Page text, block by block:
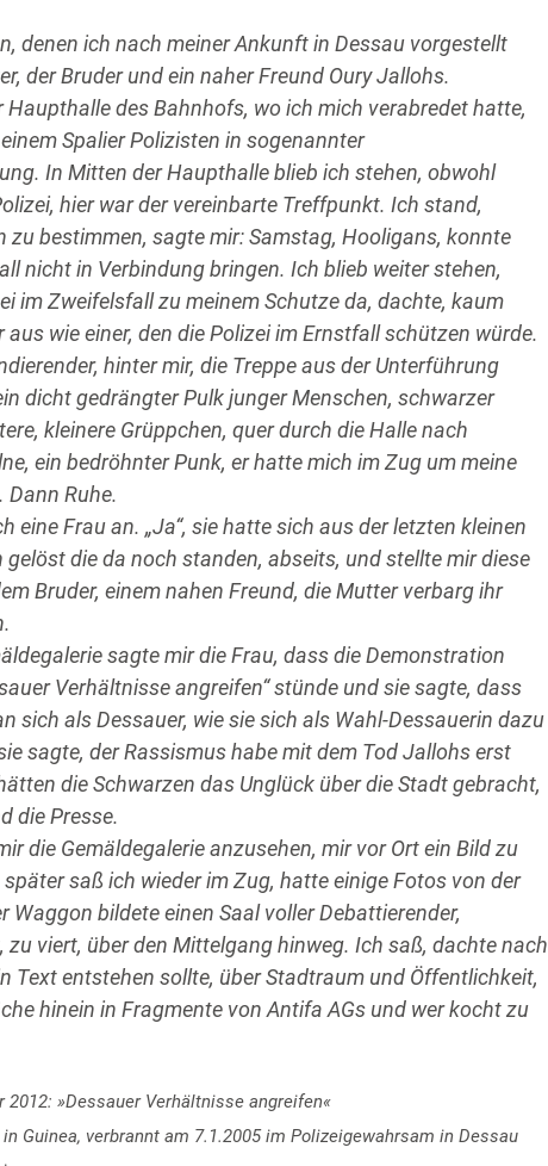
denen ich nach meiner Ankunft in Dessau vorgestellt
der Bruder und ein naher Freund Oury Jallohs.
Haupthalle des Bahnhofs, wo ich mich verabredet hatte,
Spalier Polizisten in sogenannter
In Mitten der Haupthalle blieb ich stehen, obwohl
hier war der vereinbarte Treffpunkt. Ich stand,
zu bestimmen, sagte mir: Samstag, Hooligans, konnte
nicht in Verbindung bringen. Ich blieb weiter stehen,
im Zweifelsfall zu meinem Schutze da, dachte, kaum
aus wie einer, den die Polizei im Ernstfall schützen würde.
hinter mir, die Treppe aus der Unterführung
dicht gedrängter Pulk junger Menschen, schwarzer
kleinere Grüppchen, quer durch die Halle nach
ein bedröhnter Punk, er hatte mich im Zug um meine
Ruhe.
eine Frau an. „Ja“, sie hatte sich aus der letzten kleinen
gelöst die da noch standen, abseits, und stellte mir diese
Bruder, einem nahen Freund, die Mutter verbarg ihr
sagte mir die Frau, dass die Demonstration
Verhältnisse angreifen“ stünde und sie sagte, dass
sich als Dessauer, wie sie sich als Wahl-Dessauerin dazu
sagte, der Rassismus habe mit dem Tod Jallohs erst
die Schwarzen das Unglück über die Stadt gebracht,
die Presse.
die Gemäldegalerie anzusehen, mir vor Ort ein Bild zu
saß ich wieder im Zug, hatte einige Fotos von der
Waggon bildete einen Saal voller Debattierender,
viert, über den Mittelgang hinweg. Ich saß, dachte nach
Text entstehen sollte, über Stadtraum und Öffentlichkeit,
hinein in Fragmente von Antifa AGs und wer kocht zu
2012: »Dessauer Verhältnisse angreifen«
in Guinea, verbrannt am 7.1.2005 im Polizeigewahrsam in Dessau